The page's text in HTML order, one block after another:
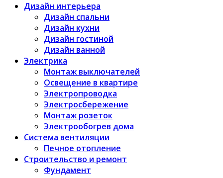
Дизайн интерьера
Дизайн спальни
Дизайн кухни
Дизайн гостиной
Дизайн ванной
Электрика
Монтаж выключателей
Освещение в квартире
Электропроводка
Электросбережение
Монтаж розеток
Электрообогрев дома
Система вентиляции
Печное отопление
Строительство и ремонт
Фундамент